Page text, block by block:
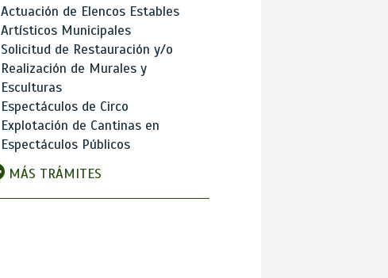
Actuación de Elencos Estables
Artísticos Municipales
Solicitud de Restauración y/o
Realización de Murales y
Esculturas
Espectáculos de Circo
Explotación de Cantinas en
Espectáculos Públicos
MÁS TRÁMITES